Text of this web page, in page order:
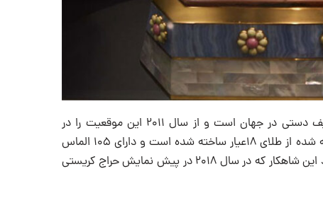
کیف الماس ۱۰۰۱ شب موواد در حال حاضر گران‌ترین کیف دستی در جهان است و از سال ۲۰۱۱ این موقعیت را در
رکوردهای جهانی گینس در اختیار دارد. کیف دستی ساخته شده از طلای ۱۸عیار ساخته شده است و دارای ۱۰۵ الماس
زرد، ۵۶ الماس صورتی و ۴۳۵۶الماس بیرنگ است. ایجاد این شاهکار که در سال ۲۰۱۸ در پیش نمایش حراج کریستی